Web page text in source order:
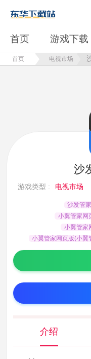
首页 游戏下载
首页 电视市场
沙
游戏类型 : 电视市场
沙发管家
小翼管家网
小翼管家
小翼管家网页版(小翼
介绍